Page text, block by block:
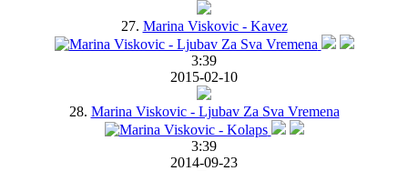
27. Marina Viskovic - Kavez
3:39
2015-02-10
28. Marina Viskovic - Ljubav Za Sva Vremena
3:39
2014-09-23